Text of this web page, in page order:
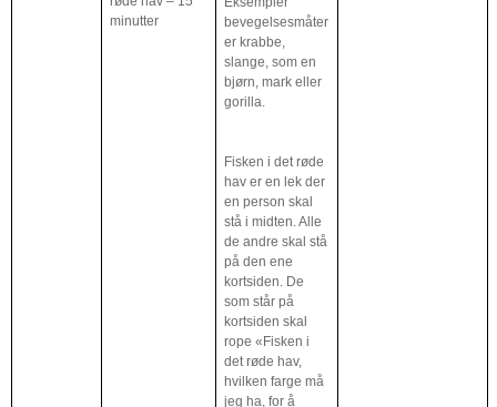
minutter
bevegelsesmåter
er krabbe,
slange, som en
bjørn, mark eller
gorilla.
Fisken i det røde
hav er en lek der
en person skal
stå i midten. Alle
de andre skal stå
på den ene
kortsiden. De
som står på
kortsiden skal
rope «Fisken i
det røde hav,
hvilken farge må
jeg ha, for å